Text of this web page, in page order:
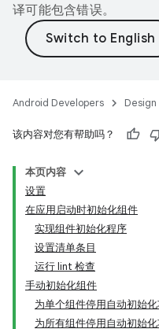
译可能包含错误。
Android Developers Design
该内容对您有帮助吗？
本页内容
设置
在应用启动时初始化组件
实现组件初始化程序
设置清单条目
运行 lint 检查
手动初始化组件
为单个组件停用自动初始
为所有组件停用自动初始